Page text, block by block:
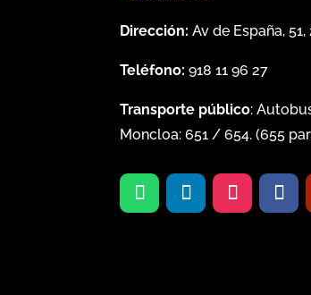
Dirección: Av de España,
Teléfono: 918 11 96 27
Transporte público:
Moncloa:651 /654. (655